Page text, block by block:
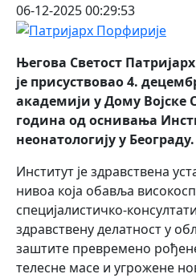
06-12-2025 00:29:53
Његова Светост
је присуствовао 4.
академији у Дому Војске
година од оснивања
неонатологију у Београду.
Институт је здравствена
нивоа која обавља
специјалистичко-
здравствену делатност у
заштите превремено
телесне масе и угрожене